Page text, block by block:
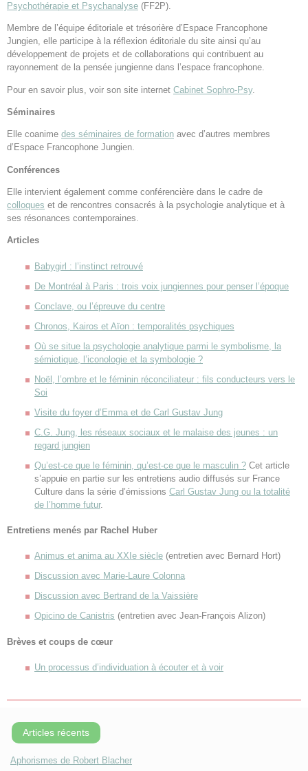
Psychothérapie et Psychanalyse (FF2P).
Membre de l’équipe éditoriale et trésorière d’Espace Francophone
Jungien, elle participe à la réflexion éditoriale du site ainsi qu’au
développement de projets et de collaborations qui contribuent au
rayonnement de la pensée jungienne dans l’espace francophone.
Pour en savoir plus, voir son site internet Cabinet Sophro-Psy.
Séminaires
Elle coanime des séminaires de formation avec d’autres membres
d’Espace Francophone Jungien.
Conférences
Elle intervient également comme conférencière dans le cadre de
colloques et de rencontres consacrés à la psychologie analytique et à
ses résonances contemporaines.
Articles
Babygirl : l’instinct retrouvé
De Montréal à Paris : trois voix jungiennes pour penser l’époque
Conclave, ou l’épreuve du centre
Chronos, Kairos et Aïon : temporalités psychiques
Où se situe la psychologie analytique parmi le symbolisme, la
sémiotique, l’iconologie et la symbologie ?
Noël, l’ombre et le féminin réconciliateur : fils conducteurs vers le
Soi
Visite du foyer d’Emma et de Carl Gustav Jung
C.G. Jung, les réseaux sociaux et le malaise des jeunes : un
regard jungien
Qu’est-ce que le féminin, qu’est-ce que le masculin ? Cet article
s’appuie en partie sur les entretiens audio diffusés sur France
Culture dans la série d’émissions Carl Gustav Jung ou la totalité
de l’homme futur.
Entretiens menés par Rachel Huber
Animus et anima au XXIe siècle (entretien avec Bernard Hort)
Discussion avec Marie-Laure Colonna
Discussion avec Bertrand de la Vaissière
Opicino de Canistris (entretien avec Jean-François Alizon)
Brèves et coups de cœur
Un processus d’individuation à écouter et à voir
Articles récents
Aphorismes de Robert Blacher